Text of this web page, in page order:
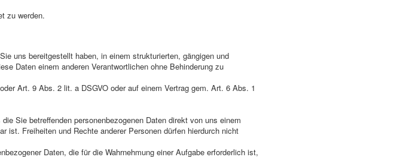
zu werden.
uns bereitgestellt haben, in einem strukturierten, gängigen und
Daten einem anderen Verantwortlichen ohne Behinderung zu
Art. 9 Abs. 2 lit. a DSGVO oder auf einem Vertrag gem. Art. 6 Abs. 1
Sie betreffenden personenbezogenen Daten direkt von uns einem
ist. Freiheiten und Rechte anderer Personen dürfen hierdurch nicht
Daten, die für die Wahrnehmung einer Aufgabe erforderlich ist,